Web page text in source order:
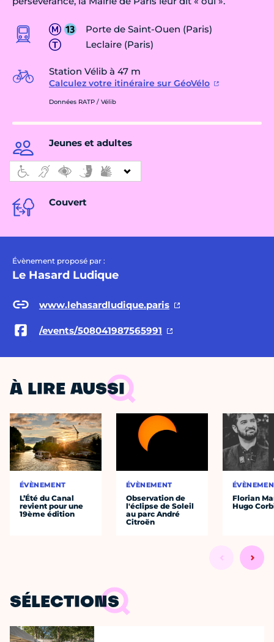
Porte de Saint-Ouen (Paris)
Leclaire (Paris)
Station Vélib à 47 m
Calculez votre itinéraire sur GéoVélo
Données RATP / Vélib
Jeunes et adultes
Couvert
Évènement proposé par :
Le Hasard Ludique
www.lehasardludique.paris
/events/508041987565991
À LIRE AUSSI
ÉVÈNEMENT
L’Été du Canal
revient pour une
19ème édition
ÉVÈNEMENT
Observation de
l'éclipse de Soleil
au parc André
Citroën
Florian
Hugo
SÉLECTIONS